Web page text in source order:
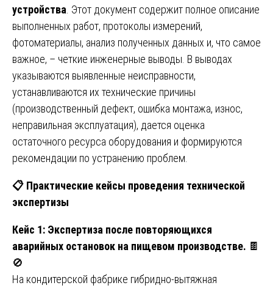
устройства . Этот документ содержит полное описание
выполненных работ, протоколы измерений,
фотоматериалы, анализ полученных данных и, что самое
важное, – четкие инженерные выводы. В выводах
указываются выявленные неисправности,
устанавливаются их технические причины
(производственный дефект, ошибка монтажа, износ,
неправильная эксплуатация), дается оценка
остаточного ресурса оборудования и формируются
рекомендации по устранению проблем.
📋 Практические кейсы проведения технической
экспертизы
Кейс 1: Экспертиза после повторяющихся
аварийных остановок на пищевом производстве. 🍫
🚫
На кондитерской фабрике гибридно-вытяжная